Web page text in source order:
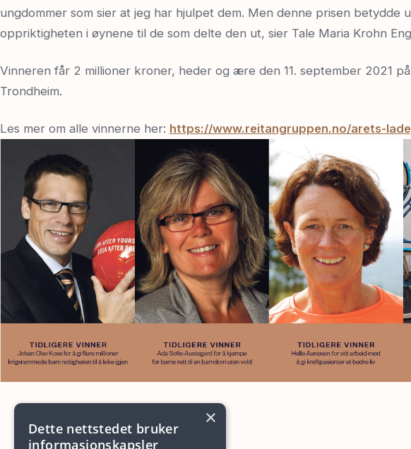
ungdommer som sier at jeg har hjulpet dem. Men denne prisen betydde
oppriktigheten i øynene til de som delte den ut, sier Tale Maria Krohn
Vinneren får 2 millioner kroner, heder og ære den 11. september 2021 på
Trondheim.
Les mer om alle vinnerne her: https://www.reitangruppen.no/arets-
×
Dette nettstedet bruker
informasjonskapsler